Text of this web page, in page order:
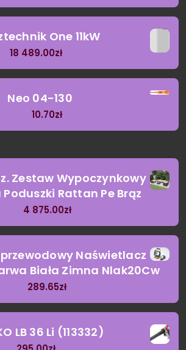
One 11kW
18 489.00zł
Neo 04-130
10.70zł
Zestaw Wypoczynkowy
Rattan Pe Brąz
4 875.00zł
Naświetlacz
Biała Zimna Nlak20Cw
289.65zł
LB 36 Li (113332)